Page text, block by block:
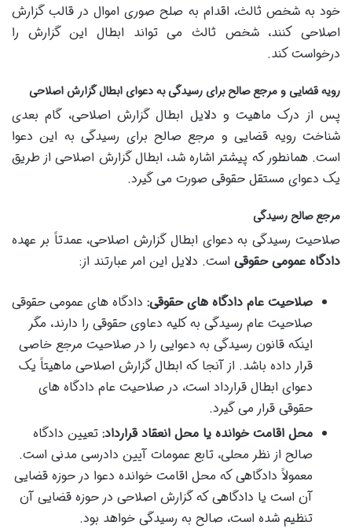
خود به شخص ثالث، اقدام به صلح صوری اموال در قالب گزارش
اصلاحی کنند، شخص ثالث می تواند ابطال این گزارش را
درخواست کند.
رویه قضایی و مرجع صالح برای رسیدگی به دعوای ابطال گزارش اصلاحی
پس از درک ماهیت و دلایل ابطال گزارش اصلاحی، گام بعدی
شناخت رویه قضایی و مرجع صالح برای رسیدگی به این دعوا
است. همانطور که پیشتر اشاره شد، ابطال گزارش اصلاحی از طریق
یک دعوای مستقل حقوقی صورت می گیرد.
مرجع صالح رسیدگی
صلاحیت رسیدگی به دعوای ابطال گزارش اصلاحی، عمدتاً بر عهده
دادگاه عمومی حقوقی است. دلایل این امر عبارتند از:
صلاحیت عام دادگاه های حقوقی: دادگاه های عمومی حقوقی
صلاحیت عام رسیدگی به کلیه دعاوی حقوقی را دارند، مگر
اینکه قانون رسیدگی به دعوایی را در صلاحیت مرجع خاصی
قرار داده باشد. از آنجا که ابطال گزارش اصلاحی ماهیتاً یک
دعوای ابطال قرارداد است، در صلاحیت عام دادگاه های
حقوقی قرار می گیرد.
محل اقامت خوانده یا محل انعقاد قرارداد: تعیین دادگاه
صالح از نظر محلی، تابع عمومات آیین دادرسی مدنی است.
معمولاً دادگاهی که محل اقامت خوانده دعوا در حوزه قضایی
آن است یا دادگاهی که گزارش اصلاحی در حوزه قضایی آن
تنظیم شده است، صالح به رسیدگی خواهد بود.